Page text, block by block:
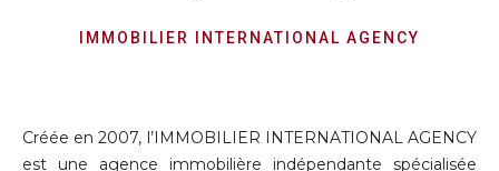
IMMOBILIER INTERNATIONAL AGENCY
Créée en 2007, l’IMMOBILIER INTERNATIONAL AGENCY
est une agence immobilière indépendante spécialisée